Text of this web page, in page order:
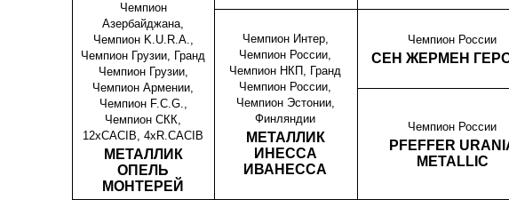
Чемпион
Азербайджана,
Чемпион K.U.R.A.,
Чемпион Грузии, Гранд
Чемпион Грузии,
Чемпион Армении,
Чемпион F.C.G.,
Чемпион СКК,
12хCACIB, 4xR.CACIB
МЕТАЛЛИК
ОПЕЛЬ
МОНТЕРЕЙ
Чемпион Интер,
Чемпион России,
Чемпион НКП, Гранд
Чемпион России,
Чемпион Эстонии,
Финляндии
МЕТАЛЛИК
ИНЕССА
ИВАНЕССА
Чемпион России
СЕН ЖЕРМЕН
Чемпион России
PFEFFER
METALLIC